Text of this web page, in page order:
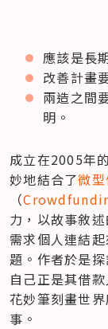
應該是長
改善計畫
兩造之間
明。
成立在2005年的
妙地結合了微
（
力，以故事敘
需求個人連結
題。作者於是
自己正是其借
花妙筆刻畫世
事。